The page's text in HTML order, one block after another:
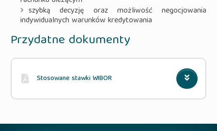
szybką decyzję oraz możliwość negocjowania
indywidualnych warunków kredytowania
Przydatne dokumenty
Stosowane stawki WIBOR